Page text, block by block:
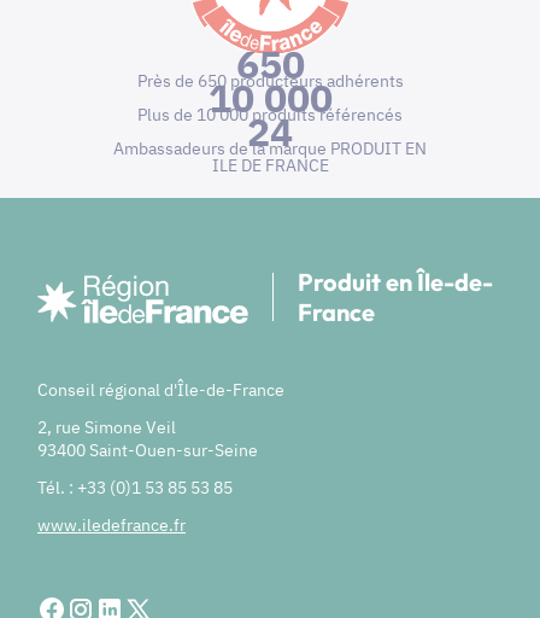
650
Près de 650 producteurs adhérents
10 000
Plus de 10 000 produits référencés
24
Ambassadeurs de la marque PRODUIT EN
ILE DE FRANCE
Produit en Île-de-
France
Conseil régional d'Île-de-France
2, rue Simone Veil
93400 Saint-Ouen-sur-Seine
Tél. : +33 (0)1 53 85 53 85
www.iledefrance.fr